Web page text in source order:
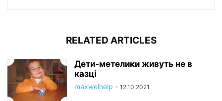
RELATED ARTICLES
Дети-метелики живуть не в
казці
maxwelhelp - 12.10.2021